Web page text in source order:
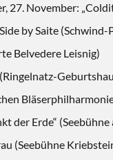
27. November:
by Saite
Belvedere Leisnig)
der Erde“
(Seebühne